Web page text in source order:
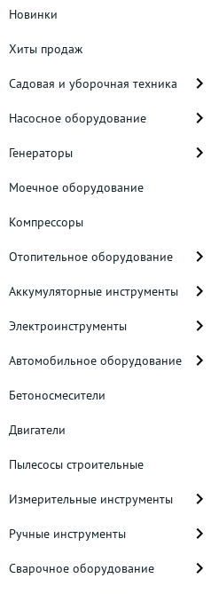
Новинки
Хиты продаж
Садовая и уборочная техника
Насосное оборудование
Генераторы
Моечное оборудование
Компрессоры
Отопительное оборудование
Аккумуляторные инструменты
Электроинструменты
Автомобильное оборудование
Бетоносмесители
Двигатели
Пылесосы строительные
Измерительные инструменты
Ручные инструменты
Сварочное оборудование